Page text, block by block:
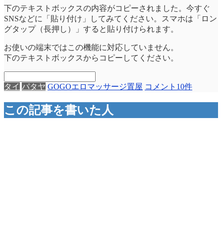
下のテキストボックスの内容がコピーされました。今すぐ
SNSなどに「貼り付け」してみてください。スマホは「ロン
グタップ（長押し）」すると貼り付けられます。
お使いの端末ではこの機能に対応していません。
下のテキストボックスからコピーしてください。
タイ パタヤ GOGOエロマッサージ置屋 コメント10件
この記事を書いた人